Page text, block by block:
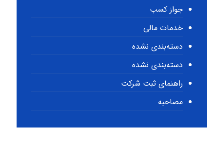
جواز کسب
خدمات مالی
دسته‌بندی نشده
دسته‌بندی نشده
راهنمای ثبت شرکت
مصاحبه